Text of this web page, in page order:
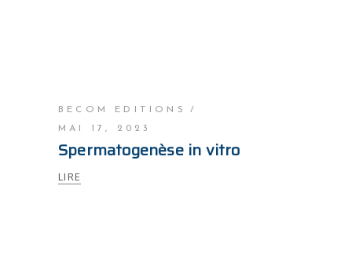
BECOM EDITIONS
MAI 17, 2023
Spermatogenèse in vitro
LIRE